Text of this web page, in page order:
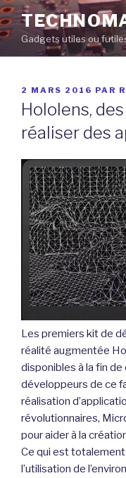
Aller
au
contenu
principal
Gadgets utiles ou
PUBLIÉ
LE
2 MARS 2016 PAR
Hololens,
réaliser des
Les premiers kit de
réalité augmentée
disponibles à la fin
développeurs de ce
réalisation
révolutionnaires,
pour aider à la
Ce qui est
l’utilisation de